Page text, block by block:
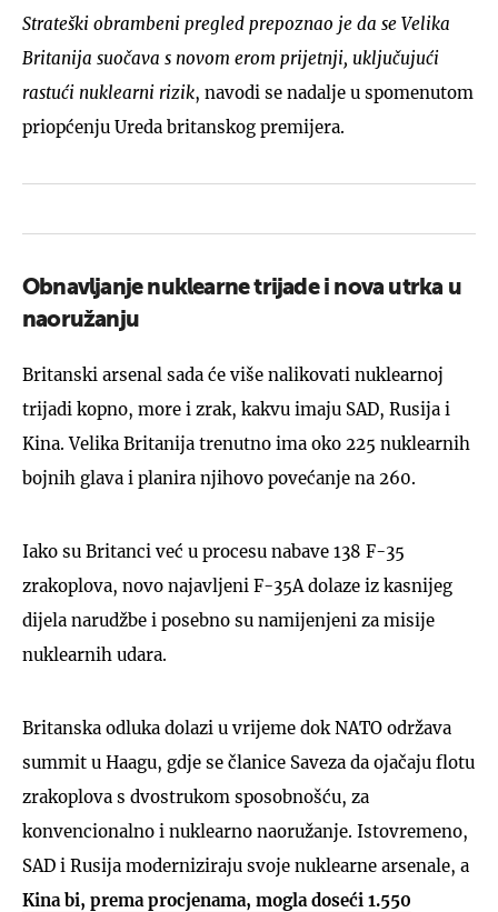
Strateški obrambeni pregled prepoznao je da se Velika
Britanija suočava s novom erom prijetnji, uključujući
rastući nuklearni rizik, navodi se nadalje u spomenutom
priopćenju Ureda britanskog premijera.
Obnavljanje nuklearne trijade i nova utrka u
naoružanju
Britanski arsenal sada će više nalikovati nuklearnoj
trijadi kopno, more i zrak, kakvu imaju SAD, Rusija i
Kina. Velika Britanija trenutno ima oko 225 nuklearnih
bojnih glava i planira njihovo povećanje na 260.
Iako su Britanci već u procesu nabave 138 F-35
zrakoplova, novo najavljeni F-35A dolaze iz kasnijeg
dijela narudžbe i posebno su namijenjeni za misije
nuklearnih udara.
Britanska odluka dolazi u vrijeme dok NATO održava
summit u Haagu, gdje se članice Saveza da ojačaju flotu
zrakoplova s dvostrukom sposobnošću, za
konvencionalno i nuklearno naoružanje. Istovremeno,
SAD i Rusija moderniziraju svoje nuklearne arsenale, a
Kina bi, prema procjenama, mogla doseći 1.550